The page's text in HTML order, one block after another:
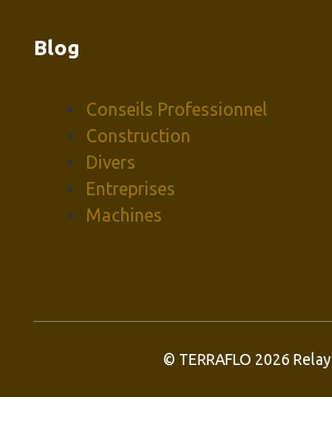
Blog
Conseils Professionnel
Construction
Divers
Entreprises
Machines
© TERRAFLO 2026 Relay